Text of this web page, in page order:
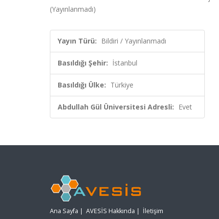
(Yayınlanmadı)
Yayın Türü: Bildiri / Yayınlanmadı
Basıldığı Şehir: İstanbul
Basıldığı Ülke: Türkiye
Abdullah Gül Üniversitesi Adresli: Evet
Ana Sayfa | AVESİS Hakkında | İletişim